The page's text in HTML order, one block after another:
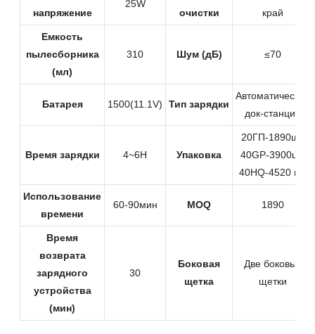
напряжение
25W
очистки
край
Емкость
пылесборника
(мл)
310 Шум (дБ) ≤70
Батарея 1500(11.1V) Тип зарядки
Автоматическая
док-станция
Время зарядки 4~6H Упаковка
20ГП-1890шт.
40GP-3900шт.
40HQ-4520 шт.
Использование
времени
60-90мин MOQ 1890
Время
возврата
зарядного
устройства
(мин)
30
Боковая
щетка
Две боковые
щетки